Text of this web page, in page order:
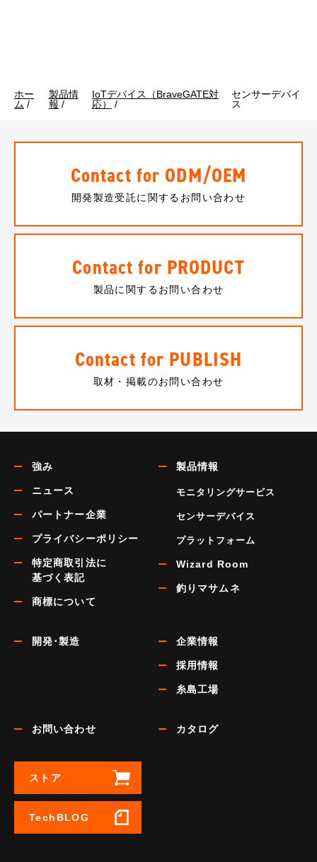
ホー
ム /
製品情
報 /
IoTデバイス（BraveGATE対
応）
/
センサーデバイ
ス
Contact for ODM/OEM
開発製造受託に関するお問い合わせ
Contact for PRODUCT
製品に関するお問い合わせ
Contact for PUBLISH
取材・掲載のお問い合わせ
強み
ニュース
パートナー企業
プライバシーポリシー
特定商取引法に
基づく表記
商標について
製品情報
モニタリングサービス
センサーデバイス
プラットフォーム
Wizard Room
釣りマサムネ
開発･製造 企業情報
採用情報
糸島工場
お問い合わせ カタログ
ストア
TechBLOG